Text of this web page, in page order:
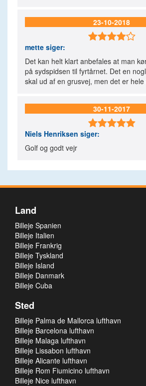
23-10-2018

mette siger:
Det kan helt klart anbefales at man
på sydspidsen til fyrtårnet. Det en
skal ud af en grusvej, men det er
30-11-2017

Niels Henriksen siger:
Golf og godt vejr
Land
Billeje Spanien
Billeje Italien
Billeje Frankrig
Billeje Tyskland
Billeje Island
Billeje Danmark
Billeje Cuba
Sted
Billeje Palma de Mallorca lufthavn
Billeje Barcelona lufthavn
Billeje Malaga lufthavn
Billeje Lissabon lufthavn
Billeje Alicante lufthavn
Billeje Rom Fiumicino lufthavn
Billeje Nice lufthavn